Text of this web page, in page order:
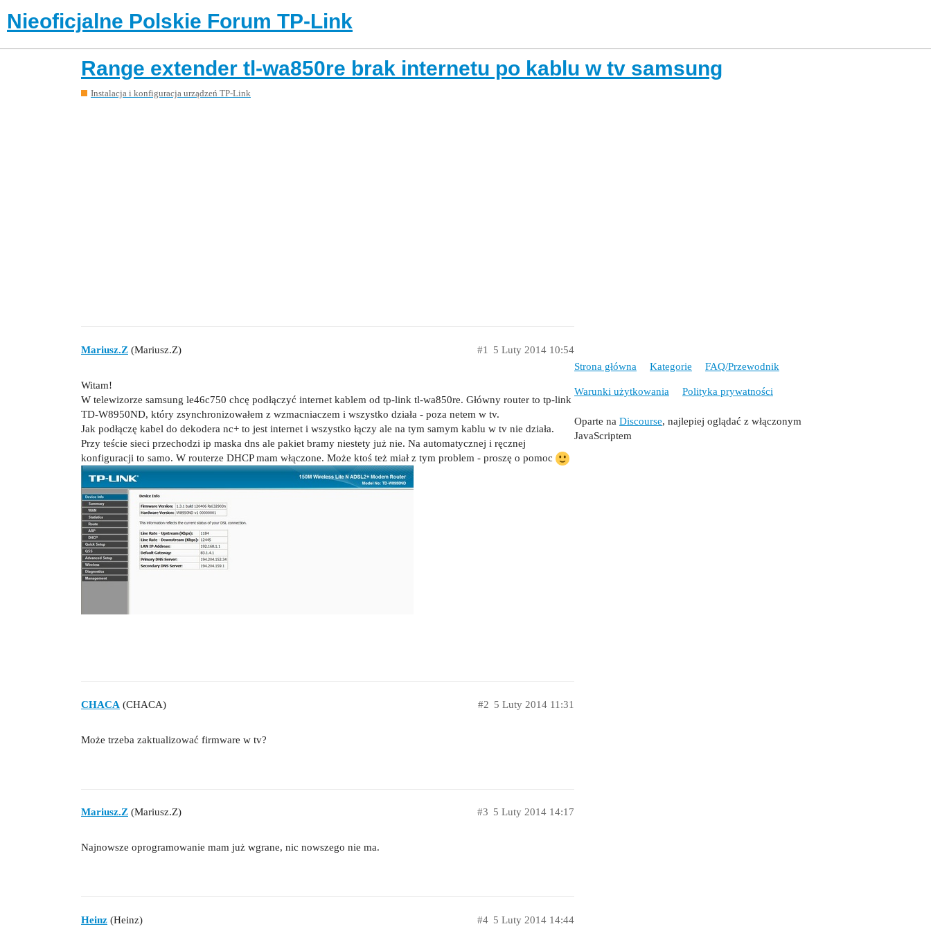
Nieoficjalne Polskie Forum TP-Link
Range extender tl-wa850re brak internetu po kablu w tv samsung
Instalacja i konfiguracja urządzeń TP-Link
Mariusz.Z (Mariusz.Z) 5 Luty 2014 10:54
#1
Witam!
W telewizorze samsung le46c750 chcę podłączyć internet kablem od tp-link tl-wa850re. Główny router to tp-link
TD-W8950ND, który zsynchronizowałem z wzmacniaczem i wszystko działa - poza netem w tv.
Jak podłączę kabel do dekodera nc+ to jest internet i wszystko łączy ale na tym samym kablu w tv nie działa.
Przy teście sieci przechodzi ip maska dns ale pakiet bramy niestety już nie. Na automatycznej i ręcznej
konfiguracji to samo. W routerze DHCP mam włączone. Może ktoś też miał z tym problem - proszę o pomoc
CHACA (CHACA) 5 Luty 2014 11:31
#2
Może trzeba zaktualizować firmware w tv?
Mariusz.Z (Mariusz.Z) 5 Luty 2014 14:17
#3
Najnowsze oprogramowanie mam już wgrane, nic nowszego nie ma.
Heinz (Heinz) 5 Luty 2014 14:44
#4
Strona główna Kategorie FAQ/Przewodnik
Warunki użytkowania Polityka prywatności
Oparte na Discourse, najlepiej oglądać z włączonym
JavaScriptem